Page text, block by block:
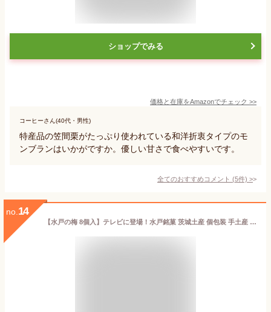
ショップでみる
価格と在庫をAmazonでチェック >>
コーヒーさん(40代・男性)
特産品の笠間栗がたっぷり使われている和洋折衷タイプのモ
ンブランはいかがですか。優しい甘さで食べやすいです。
全てのおすすめコメント (5件) >
no. 14
【水戸の梅 8個入】テレビに登場！水戸銘菓 茨城土産 個包装 手土産 化粧箱 水戸産梅ふくゆい使用